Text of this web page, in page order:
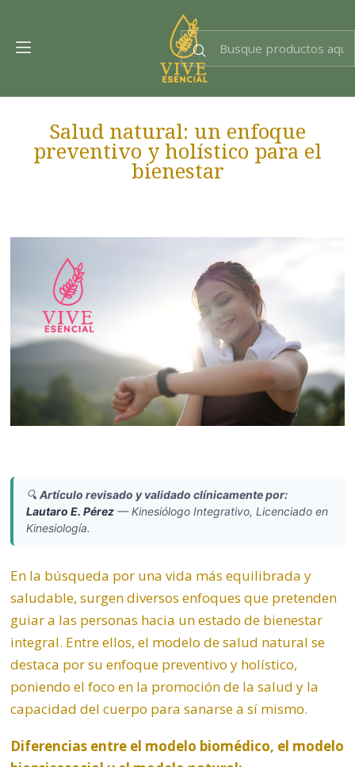
Salud natural: un enfoque
preventivo y holístico para el
bienestar
🔍 Artículo revisado y validado clínicamente por:
Lautaro E. Pérez—Kinesiólogo Integrativo, Licenciado en
Kinesiología.
En la búsqueda por una vida más equilibrada y
saludable, surgen diversos enfoques que pretenden
guiar a las personas hacia un estado de bienestar
integral. Entre ellos, el modelo de salud natural se
destaca por su enfoque preventivo y holístico,
poniendo el foco en la promoción de la salud y la
capacidad del cuerpo para sanarse a sí mismo.
Diferencias entre el modelo biomédico, el modelo
Dra. EsencIAl
Experta en bienestar